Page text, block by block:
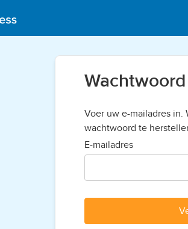
Voer uw e-mailadres in.
wachtwoord te
E-mailadres